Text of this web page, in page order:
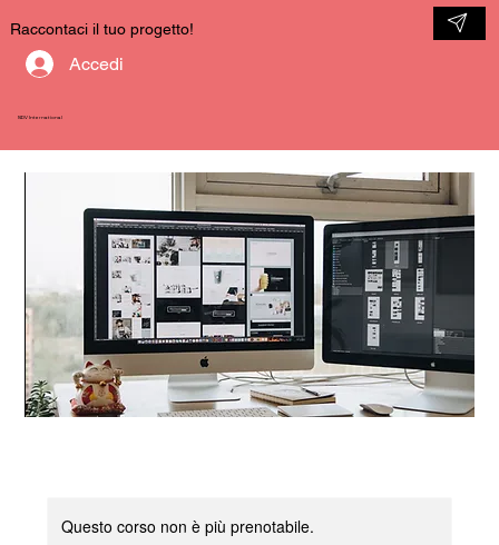
NDV International
Accedi
Raccontaci il tuo progetto!
Questo corso non è più prenotabile.